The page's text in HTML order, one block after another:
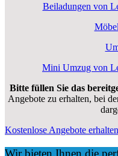
Beiladungen von
Mini Umzug von
Bitte füllen Sie das
Angebote zu erhalten, bei
Kostenlose Angebote erhalten
Wir bieten Ihnen die